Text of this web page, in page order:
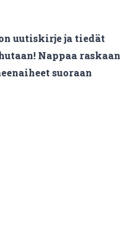
uutiskirje ja tiedät
Nappaa raskaan
suoraan